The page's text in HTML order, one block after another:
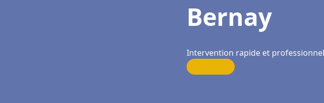
Bernay
Intervention rapide et